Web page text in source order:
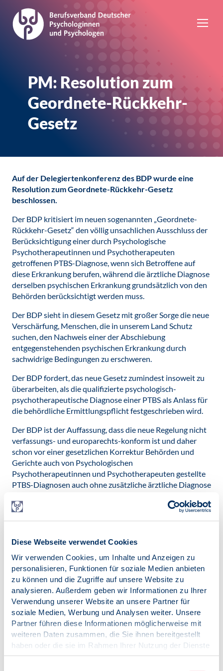
Diese Webseite verwendet Cookies
Wir verwenden Cookies, um Inhalte und Anzeigen zu
personalisieren, Funktionen für soziale Medien anbieten
zu können und die Zugriffe auf unsere Website zu
analysieren. Außerdem geben wir Informationen zu Ihrer
Verwendung unserer Website an unsere Partner für
soziale Medien, Werbung und Analysen weiter. Unsere
Partner führen diese Informationen möglicherweise mit
weiteren Daten zusammen, die Sie ihnen bereitgestellt
haben oder die sie im Rahmen Ihrer Nutzung der Dienste
gesammelt haben.
PM: Resolution zum
Geordnete-Rückkehr-
Gesetz
Auf der Delegiertenkonferenz des BDP wurde eine
Resolution zum Geordnete-Rückkehr-Gesetz
beschlossen.
Der BDP kritisiert im neuen sogenannten „Geordnete-
Rückkehr-Gesetz“ den völlig unsachlichen Ausschluss der
Berücksichtigung einer durch Psychologische
Psychotherapeutinnen und Psychotherapeuten
getroffenen PTBS-Diagnose, wenn sich Betroffene auf
diese Erkrankung berufen, während die ärztliche Diagnose
derselben psychischen Erkrankung grundsätzlich von den
Behörden berücksichtigt werden muss.
Der BDP sieht in diesem Gesetz mit großer Sorge die neue
Verschärfung, Menschen, die in unserem Land Schutz
suchen, den Nachweis einer der Abschiebung
entgegenstehenden psychischen Erkrankung durch
sachwidrige Bedingungen zu erschweren.
Der BDP fordert, das neue Gesetz zumindest insoweit zu
überarbeiten, als die qualifizierte psychologisch-
psychotherapeutische Diagnose einer PTBS als Anlass für
die behördliche Ermittlungspflicht festgeschrieben wird.
Der BDP ist der Auffassung, dass die neue Regelung nicht
verfassungs- und europarechts-konform ist und daher
schon vor einer gesetzlichen Korrektur Behörden und
Gerichte auch von Psychologischen
Psychotherapeutinnen und Psychotherapeuten gestellte
PTBS-Diagnosen auch ohne zusätzliche ärztliche Diagnose
zu beurteilende Expertise berücksichtigen müssen.
Psychotherapeutinnen und Psychotherapeuten und
Fachärztinnen und Fachärzten mit z.B. unkomplizierter
Finanzierung und Dolmetscherstellung, zu erleichtern.
Veröffentlicht am:
11.12.2019
Kategorien:
Resolution